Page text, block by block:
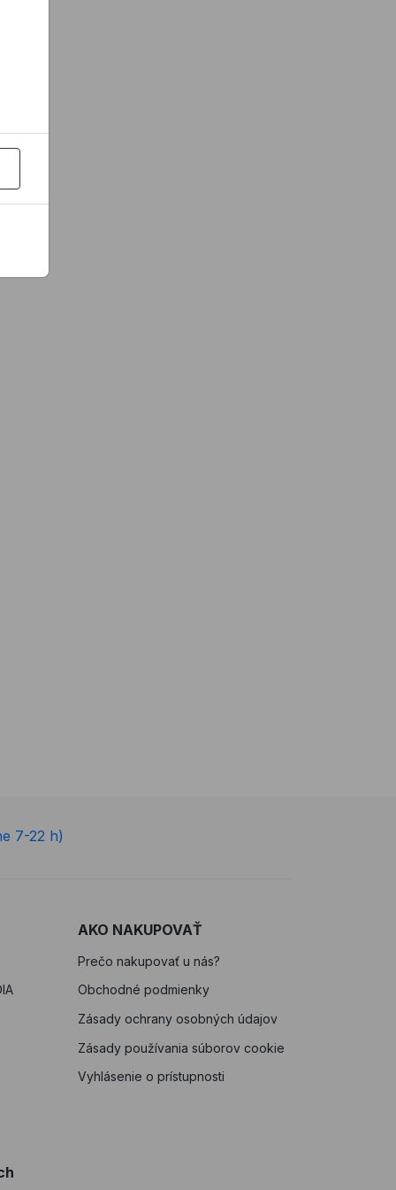
7-22 h)
AKO NAKUPOVAŤ
Prečo nakupovať u nás?
Obchodné podmienky
Zásady ochrany osobných údajov
Zásady používania súborov cookie
Vyhlásenie o prístupnosti